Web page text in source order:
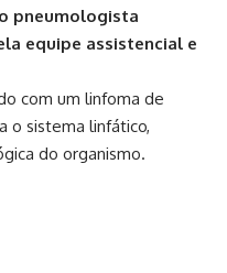
pneumologista
equipe assistencial e
com um linfoma de
o sistema linfático,
do organismo.